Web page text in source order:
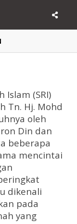
Islam (SRI)
Tn. Hj. Mohd
oleh
Din dan
beberapa
mencintai
dikenali
pada
yang